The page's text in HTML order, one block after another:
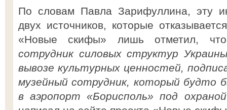
По словам Павла Зарифуллина, эту
двух источников, которые
«Новые скифы» лишь отметил,
сотрудник силовых структур
вывозе культурных ценностей,
музейный сотрудник, который будто
в аэропорт «Борисполь» под